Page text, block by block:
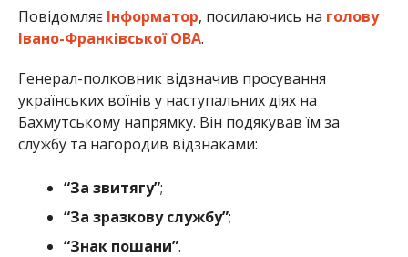
Повідомляє Інформатор, посилаючись на голову
Івано-Франківської ОВА.
Генерал-полковник відзначив просування
українських воїнів у наступальних діях на
Бахмутському напрямку. Він подякував їм за
службу та нагородив відзнаками:
“За звитягу”;
“За зразкову службу”;
“Знак пошани”.